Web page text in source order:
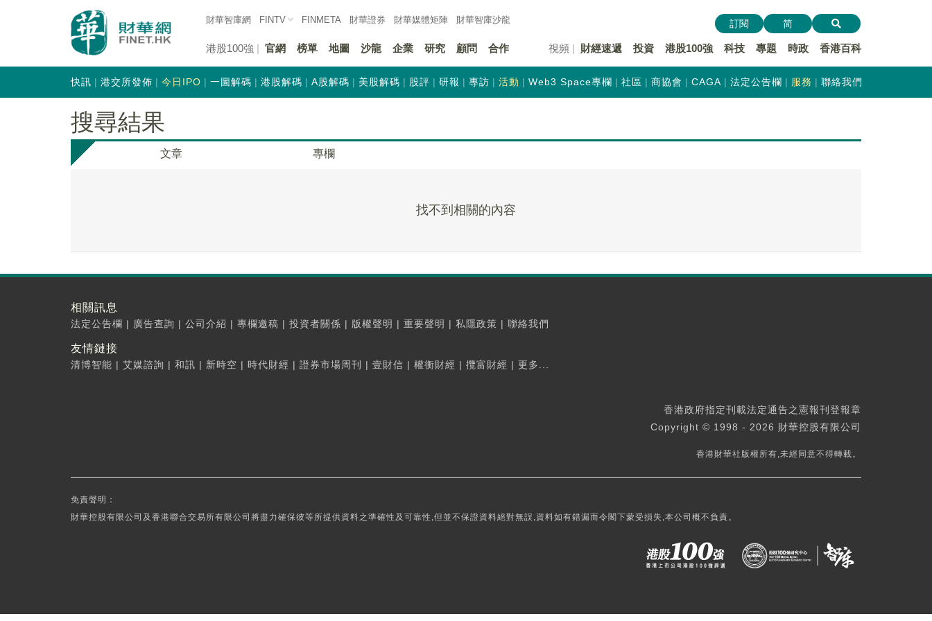
財華智庫網 FINTV FINMETA 財華證券 財華媒體矩陣 財華智庫沙龍
港股100強 官網 榜單 地圖 沙龍 企業 研究 顧問 合作 視頻 財經速遞 投資 港股100強 科技 專題 時政 香港百科
訂閱 简
快訊 港交所發佈 今日IPO 一圖解碼 港股解碼 A股解碼 美股解碼 股評 研報 專訪 活動 Web3 Space專欄 社區 商協會 CAGA 法定公告欄 服務 聯絡我們
搜尋結果
文章 專欄
找不到相關的內容
相關訊息
法定公告欄 | 廣告查詢 | 公司介紹 | 專欄邀稿 | 投資者關係 | 版權聲明 | 重要聲明 | 私隱政策 | 聯絡我們
友情鏈接
清博智能 | 艾媒諮詢 | 和訊 | 新時空 | 時代財經 | 證券市場周刊 | 壹財信 | 權衡財經 | 攬富財經 | 更多...
香港政府指定刊載法定通告之憲報刊登報章
Copyright © 1998 - 2026 財華控股有限公司
香港財華社版權所有,未經同意不得轉載。
免責聲明：
財華控股有限公司及香港聯合交易所有限公司將盡力確保彼等所提供資料之準確性及可靠性,但並不保證資料絕對無誤,資料如有錯漏而令閣下蒙受損失,本公司概不負責。